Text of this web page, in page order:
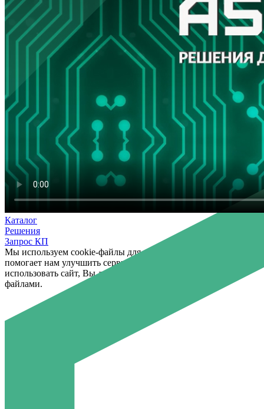
Каталог
Решения
Запрос КП
Мы используем cookie-файлы для хранения данных, которая
помогает нам улучшить сервис для Вас. Продолжая
использовать сайт, Вы даёте согласие на работы с этими
файлами.